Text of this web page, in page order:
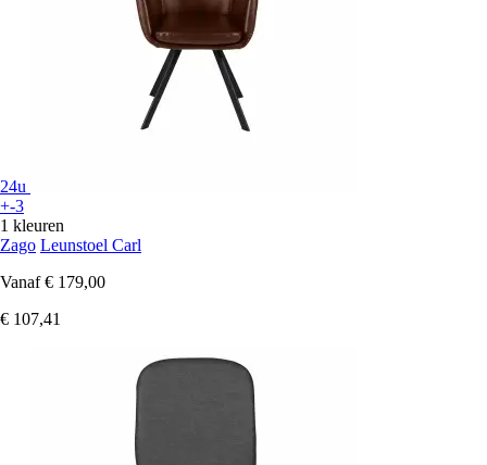
24u
+-3
1 kleuren
Zago Leunstoel Carl
Vanaf € 179,00
€ 107,41